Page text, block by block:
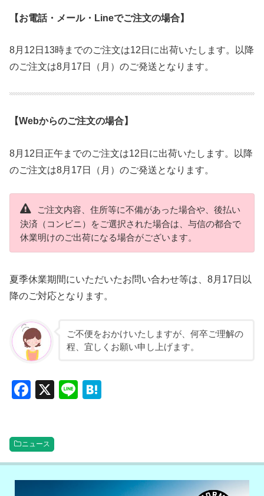
【お電話・メール・Lineでご注文の場合】
8月12日13時までのご注文は12日に出荷いたします。以降
のご注文は8月17日（月）のご発送となります。
【Webからのご注文の場合】
8月12日正午までのご注文は12日に出荷いたします。以降
のご注文は8月17日（月）のご発送となります。
ご注文内容、住所等に不備があった場合や、後払い
決済（コンビニ）をご選択された場合は、与信の都合で
休業明けのご出荷になる場合がございます。
夏季休業期間にいただいたお問い合わせ等は、8月17日以
降のご対応となります。
ご不便をおかけいたしますが、何卒ご理解の
程、宜しくお願い申し上げます。
F
e
b
o
X
Li
a
ニュース